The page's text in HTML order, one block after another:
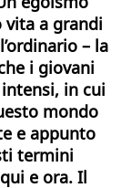
vita a grandi
– la
i giovani
in cui
mondo
e appunto
termini
e ora. Il